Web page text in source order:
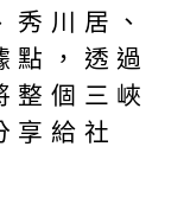
秀川居、
點，透過
整個三峽
享給社